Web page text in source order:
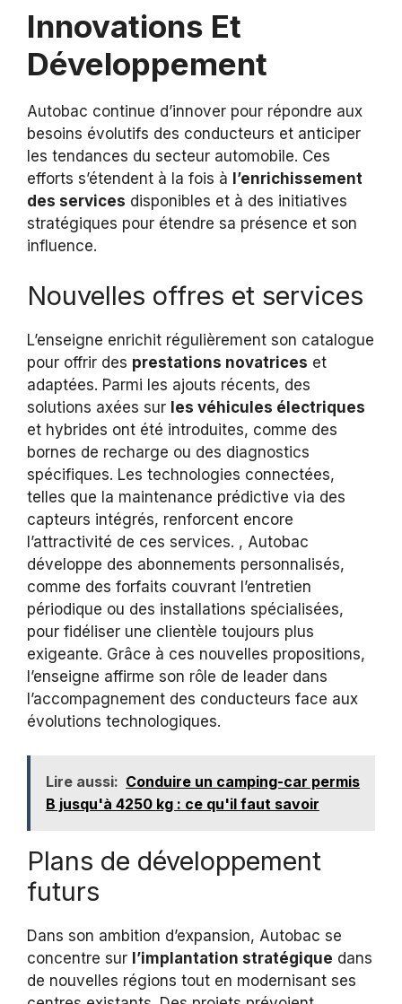
Innovations Et
Développement
Autobac continue d’innover pour répondre aux
besoins évolutifs des conducteurs et anticiper
les tendances du secteur automobile. Ces
efforts s’étendent à la fois à l’enrichissement
des services disponibles et à des initiatives
stratégiques pour étendre sa présence et son
influence.
Nouvelles offres et services
L’enseigne enrichit régulièrement son catalogue
pour offrir des prestations novatrices et
adaptées. Parmi les ajouts récents, des
solutions axées sur les véhicules électriques
et hybrides ont été introduites, comme des
bornes de recharge ou des diagnostics
spécifiques. Les technologies connectées,
telles que la maintenance prédictive via des
capteurs intégrés, renforcent encore
l’attractivité de ces services. , Autobac
développe des abonnements personnalisés,
comme des forfaits couvrant l’entretien
périodique ou des installations spécialisées,
pour fidéliser une clientèle toujours plus
exigeante. Grâce à ces nouvelles propositions,
l’enseigne affirme son rôle de leader dans
l’accompagnement des conducteurs face aux
évolutions technologiques.
Lire aussi: Conduire un camping-car permis
B jusqu'à 4250 kg : ce qu'il faut savoir
Plans de développement
futurs
Dans son ambition d’expansion, Autobac se
concentre sur l’implantation stratégique dans
de nouvelles régions tout en modernisant ses